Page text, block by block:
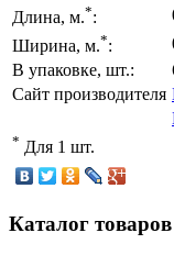
Длина, м.*:
Ширина, м.*:
В упаковке, шт.:
Сайт производителя
* Для 1 шт.
Каталог товаров